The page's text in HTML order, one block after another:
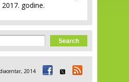
godine.
2014